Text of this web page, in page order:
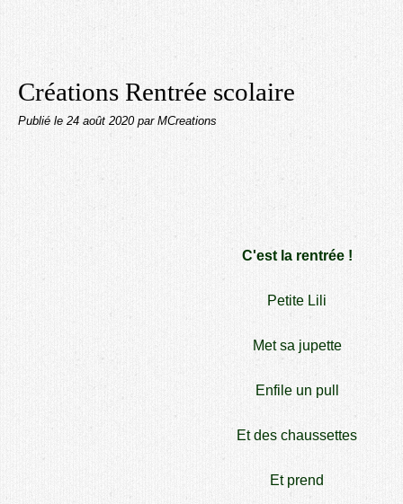
Créations Rentrée scolaire
Publié le 24 août 2020 par MCreations
C'est la rentrée !
Petite Lili
Met sa jupette
Enfile un pull
Et des chaussettes
Et prend